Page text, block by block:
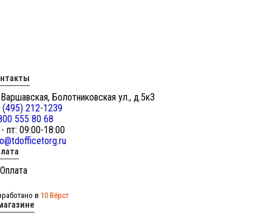
Болотниковская ул., д.5к3
(495) 212-1239
555 80 68
пт: 09:00-18:00
в 10 Вёрст